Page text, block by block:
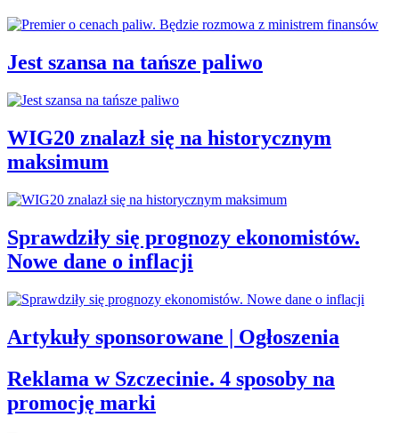
Jest szansa na tańsze paliwo
WIG20 znalazł się na historycznym
maksimum
Sprawdziły się prognozy ekonomistów.
Nowe dane o inflacji
Artykuły sponsorowane | Ogłoszenia
Reklama w Szczecinie. 4 sposoby na
promocję marki